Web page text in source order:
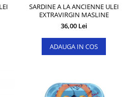
SARDINE A LA ANCIENNE ULEI
EXTRAVIRGIN MASLINE
36,00 Lei
ADAUGA IN COS